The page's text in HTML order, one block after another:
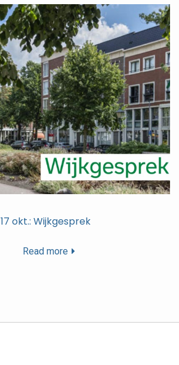
17 okt.: Wijkgesprek
Read more